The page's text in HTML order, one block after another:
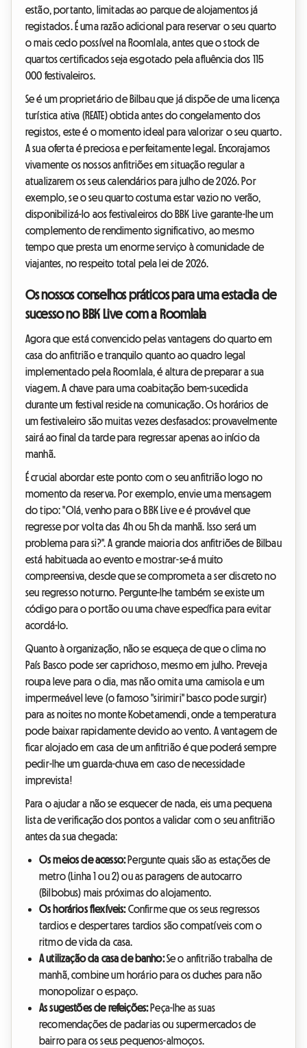
estão, portanto, limitadas ao parque de alojamentos já
registados. É uma razão adicional para reservar o seu quarto
o mais cedo possível na Roomlala, antes que o stock de
quartos certificados seja esgotado pela afluência dos 115
000 festivaleiros.
Se é um proprietário de Bilbau que já dispõe de uma licença
turística ativa (REATE) obtida antes do congelamento dos
registos, este é o momento ideal para valorizar o seu quarto.
A sua oferta é preciosa e perfeitamente legal. Encorajamos
vivamente os nossos anfitriões em situação regular a
atualizarem os seus calendários para julho de 2026. Por
exemplo, se o seu quarto costuma estar vazio no verão,
disponibilizá-lo aos festivaleiros do BBK Live garante-lhe um
complemento de rendimento significativo, ao mesmo
tempo que presta um enorme serviço à comunidade de
viajantes, no respeito total pela lei de 2026.
Os nossos conselhos práticos para uma estadia de
sucesso no BBK Live com a Roomlala
Agora que está convencido pelas vantagens do quarto em
casa do anfitrião e tranquilo quanto ao quadro legal
implementado pela Roomlala, é altura de preparar a sua
viagem. A chave para uma coabitação bem-sucedida
durante um festival reside na comunicação. Os horários de
um festivaleiro são muitas vezes desfasados: provavelmente
sairá ao final da tarde para regressar apenas ao início da
manhã.
É crucial abordar este ponto com o seu anfitrião logo no
momento da reserva. Por exemplo, envie uma mensagem
do tipo: "Olá, venho para o BBK Live e é provável que
regresse por volta das 4h ou 5h da manhã. Isso será um
problema para si?". A grande maioria dos anfitriões de Bilbau
está habituada ao evento e mostrar-se-á muito
compreensiva, desde que se comprometa a ser discreto no
seu regresso noturno. Pergunte-lhe também se existe um
código para o portão ou uma chave específica para evitar
acordá-lo.
Quanto à organização, não se esqueça de que o clima no
País Basco pode ser caprichoso, mesmo em julho. Preveja
roupa leve para o dia, mas não omita uma camisola e um
impermeável leve (o famoso "sirimiri" basco pode surgir)
para as noites no monte Kobetamendi, onde a temperatura
pode baixar rapidamente devido ao vento. A vantagem de
ficar alojado em casa de um anfitrião é que poderá sempre
pedir-lhe um guarda-chuva em caso de necessidade
imprevista!
Para o ajudar a não se esquecer de nada, eis uma pequena
lista de verificação dos pontos a validar com o seu anfitrião
antes da sua chegada:
Os meios de acesso:Pergunte quais são as estações de
metro (Linha 1 ou 2) ou as paragens de autocarro
(Bilbobus) mais próximas do alojamento.
Os horários flexíveis:Confirme que os seus regressos
tardios e despertares tardios são compatíveis com o
ritmo de vida da casa.
A utilização da casa de banho:Se o anfitrião trabalha de
manhã, combine um horário para os duches para não
monopolizar o espaço.
As sugestões de refeições:Peça-lhe as suas
recomendações de padarias ou supermercados de
bairro para os seus pequenos-almoços.